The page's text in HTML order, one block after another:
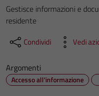
Gestisce informazioni e
residente
Condividi Vedi
Argomenti
Accesso all'informazione